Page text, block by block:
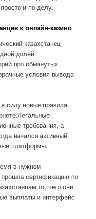
и по делу.
к онлайн-казино
казахстанец
долей
про обманутых
условия вывода
силу новые правила
требования, а
начался активный
платформы.
в нужном
сертификацию по
то, чего они
выплаты и интерфейс